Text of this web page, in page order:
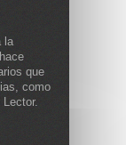
la
que
como